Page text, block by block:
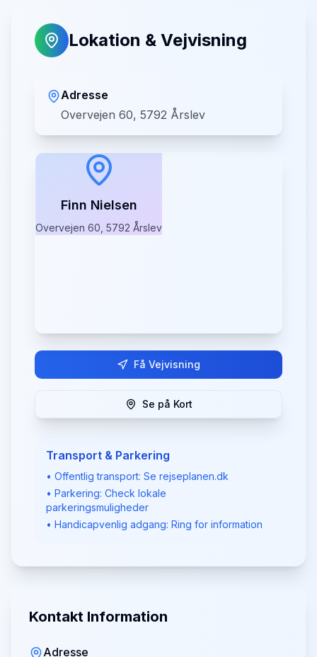
Lokation & Vejvisning
Adresse
Overvejen 60, 5792 Årslev
Finn Nielsen
Overvejen 60, 5792 Årslev
Få Vejvisning
Se på Kort
Transport & Parkering
• Offentlig transport: Se rejseplanen.dk
• Parkering: Check lokale
parkeringsmuligheder
• Handicapvenlig adgang: Ring for information
Kontakt Information
Adresse